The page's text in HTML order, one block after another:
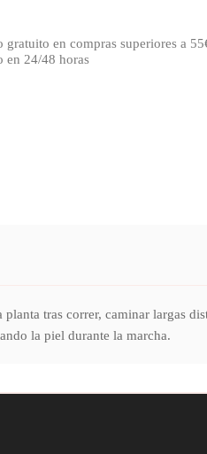
gratuito en compras superiores a
en 24/48 horas
tras correr, caminar largas
la piel durante la marcha.